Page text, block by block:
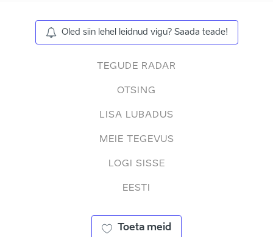
Oled siin lehel leidnud vigu? Saada teade!
TEGUDE RADAR
OTSING
LISA LUBADUS
MEIE TEGEVUS
LOGI SISSE
EESTI
Toeta meid